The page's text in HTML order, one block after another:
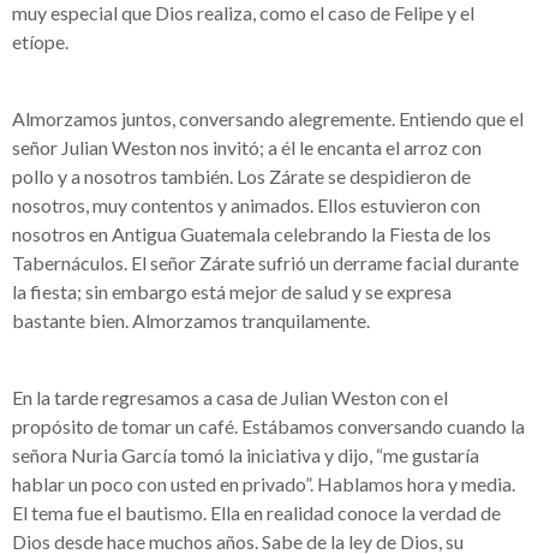
muy especial que Dios realiza, como el caso de Felipe y el
etíope.
Almorzamos juntos, conversando alegremente. Entiendo que el
señor Julian Weston nos invitó; a él le encanta el arroz con
pollo y a nosotros también. Los Zárate se despidieron de
nosotros, muy contentos y animados. Ellos estuvieron con
nosotros en Antigua Guatemala celebrando la Fiesta de los
Tabernáculos. El señor Zárate sufrió un derrame facial durante
la fiesta; sin embargo está mejor de salud y se expresa
bastante bien. Almorzamos tranquilamente.
En la tarde regresamos a casa de Julian Weston con el
propósito de tomar un café. Estábamos conversando cuando la
señora Nuria García tomó la iniciativa y dijo, “me gustaría
hablar un poco con usted en privado”. Hablamos hora y media.
El tema fue el bautismo. Ella en realidad conoce la verdad de
Dios desde hace muchos años. Sabe de la ley de Dios, su